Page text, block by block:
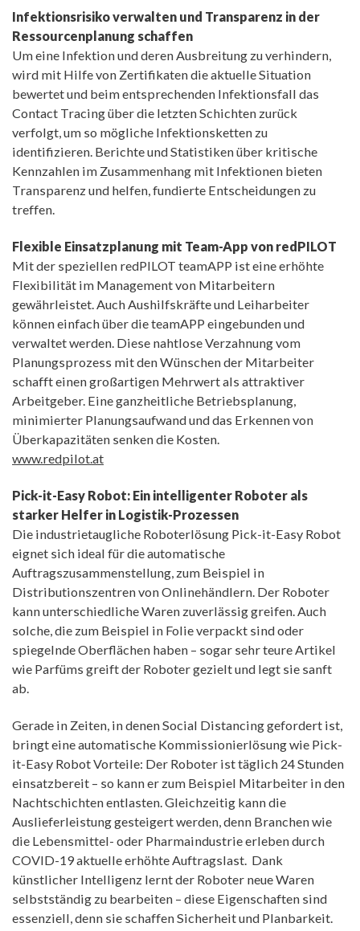
Infektionsrisiko verwalten und Transparenz in der
Ressourcenplanung schaffen
Um eine Infektion und deren Ausbreitung zu verhindern,
wird mit Hilfe von Zertifikaten die aktuelle Situation
bewertet und beim entsprechenden Infektionsfall das
Contact Tracing über die letzten Schichten zurück
verfolgt, um so mögliche Infektionsketten zu
identifizieren. Berichte und Statistiken über kritische
Kennzahlen im Zusammenhang mit Infektionen bieten
Transparenz und helfen, fundierte Entscheidungen zu
treffen.
Flexible Einsatzplanung mit Team-App von redPILOT
Mit der speziellen redPILOT teamAPP ist eine erhöhte
Flexibilität im Management von Mitarbeitern
gewährleistet. Auch Aushilfskräfte und Leiharbeiter
können einfach über die teamAPP eingebunden und
verwaltet werden. Diese nahtlose Verzahnung vom
Planungsprozess mit den Wünschen der Mitarbeiter
schafft einen großartigen Mehrwert als attraktiver
Arbeitgeber. Eine ganzheitliche Betriebsplanung,
minimierter Planungsaufwand und das Erkennen von
Überkapazitäten senken die Kosten.
www.redpilot.at
Pick-it-Easy Robot: Ein intelligenter Roboter als
starker Helfer in Logistik-Prozessen
Die industrietaugliche Roboterlösung Pick-it-Easy Robot
eignet sich ideal für die automatische
Auftragszusammenstellung, zum Beispiel in
Distributionszentren von Onlinehändlern. Der Roboter
kann unterschiedliche Waren zuverlässig greifen. Auch
solche, die zum Beispiel in Folie verpackt sind oder
spiegelnde Oberflächen haben – sogar sehr teure Artikel
wie Parfüms greift der Roboter gezielt und legt sie sanft
ab.
Gerade in Zeiten, in denen Social Distancing gefordert ist,
bringt eine automatische Kommissionierlösung wie Pick-
it-Easy Robot Vorteile: Der Roboter ist täglich 24 Stunden
einsatzbereit – so kann er zum Beispiel Mitarbeiter in den
Nachtschichten entlasten. Gleichzeitig kann die
Auslieferleistung gesteigert werden, denn Branchen wie
die Lebensmittel- oder Pharmaindustrie erleben durch
COVID-19 aktuelle erhöhte Auftragslast. Dank
künstlicher Intelligenz lernt der Roboter neue Waren
selbstständig zu bearbeiten – diese Eigenschaften sind
essenziell, denn sie schaffen Sicherheit und Planbarkeit.